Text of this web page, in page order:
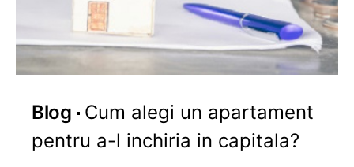
Blog
Cum alegi un apartament
pentru a-l inchiria in capitala?